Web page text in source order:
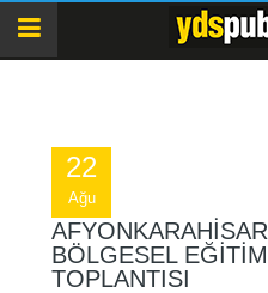
22
Ağu
AFYONKARAHISAR
BÖLGESEL EĞITIM
TOPLANTISI